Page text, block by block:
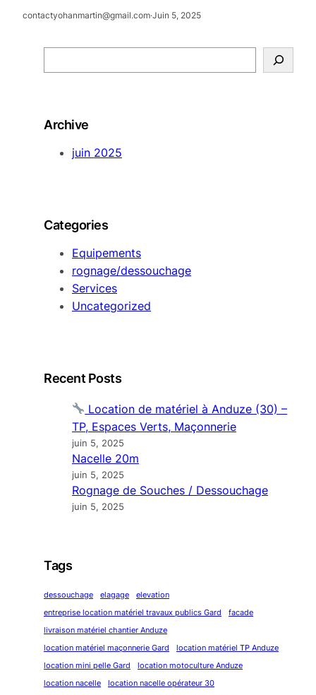
contactyohanmartin@gmail.com·Juin 5, 2025
e
c
Archive
juin 2025
Categories
Equipements
rognage/dessouchage
Services
Uncategorized
Recent Posts
Location de matériel à Anduze (30) –
TP, Espaces Verts, Maçonnerie
juin 5, 2025
Nacelle 20m
juin 5, 2025
Rognage de Souches / Dessouchage
juin 5, 2025
Tags
dessouchage elagage
elevation
entreprise location matériel travaux publics Gard
facade
livraison matériel chantier Anduze
location matériel maçonnerie Gard
location matériel TP Anduze
location mini pelle Gard
location motoculture Anduze
location nacelle
location nacelle opérateur 30